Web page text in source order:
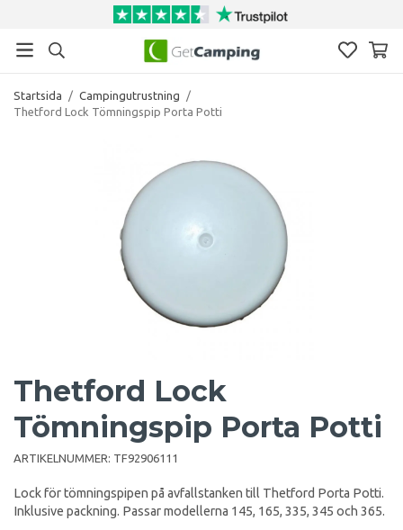
Startsida / Campingutrustning
/
Thetford Lock Tömningspip Porta Potti
Thetford Lock
Tömningspip Porta Potti
ARTIKELNUMMER: TF92906111
Lock för tömningspipen på avfallstanken till Thetford Porta Potti.
Inklusive packning. Passar modellerna 145, 165, 335, 345 och 365.